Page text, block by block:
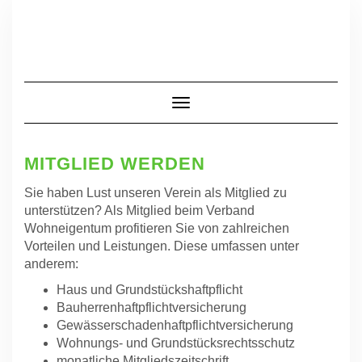
Toggle Navigation
MITGLIED WERDEN
Sie haben Lust unseren Verein als Mitglied zu
unterstützen? Als Mitglied beim Verband
Wohneigentum profitieren Sie von zahlreichen
Vorteilen und Leistungen. Diese umfassen unter
anderem:
Haus und Grundstückshaftpflicht
Bauherrenhaftpflichtversicherung
Gewässerschadenhaftpflichtversicherung
Wohnungs- und Grundstücksrechtsschutz